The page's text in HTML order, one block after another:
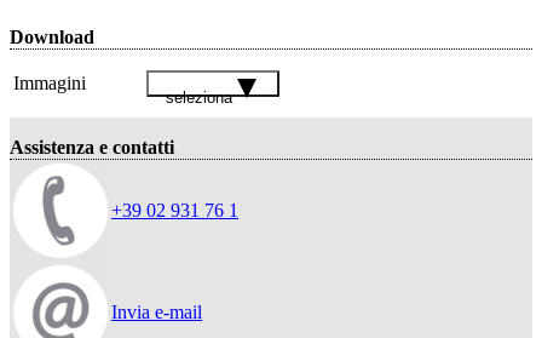
Download
Immagini
seleziona
Assistenza e contatti
+39 02 931 76 1
Invia e-mail